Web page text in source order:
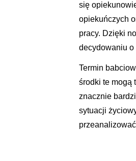
się
opiekuńczych
pracy. Dzięki
decydowaniu
Termin
środki te mogą
znacznie
sytuacji